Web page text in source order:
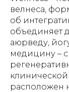
велнеса,
об
объединяет
аюрведу,
медицину –
расположен